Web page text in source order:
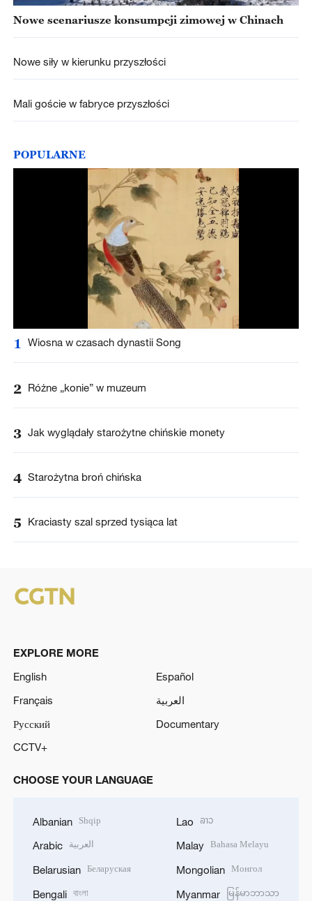
Nowe scenariusze konsumpcji zimowej w Chinach
Nowe siły w kierunku przyszłości
Mali goście w fabryce przyszłości
POPULARNE
1 Wiosna w czasach dynastii Song
2 Różne „konie” w muzeum
3 Jak wyglądały starożytne chińskie monety
4 Starożytna broń chińska
5 Kraciasty szal sprzed tysiąca lat
EXPLORE MORE
English
Español
Français
العربية
Русский
Documentary
CCTV+
CHOOSE YOUR LANGUAGE
Albanian Shqip
Arabic العربية
Belarusian Беларуская
Bengali বাংলা
Lao ລາວ
Malay Bahasa Melayu
Mongolian Монгол
Myanmar မြန်မာဘာသာ